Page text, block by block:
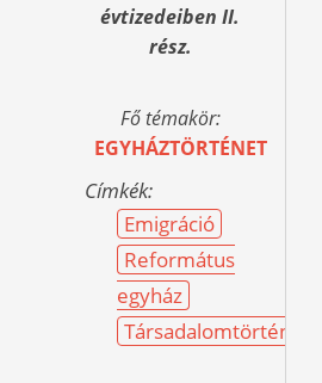
évtizedeiben II.
rész.
Fő témakör:
EGYHÁZTÖRTÉNET
Címkék:
Emigráció
Református
egyház
Társadalomtörténet